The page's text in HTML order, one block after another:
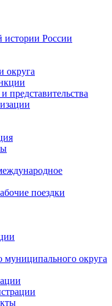
истории России
округа
представительства
поездки
муниципального округа